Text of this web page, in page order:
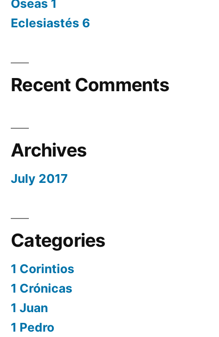
Oseas 1
Eclesiastés 6
Recent Comments
Archives
July 2017
Categories
1 Corintios
1 Crónicas
1 Juan
1 Pedro